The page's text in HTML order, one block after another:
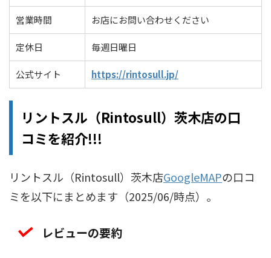
営業時間 お店にお問い合わせください
定休日 毎週日曜日
公式サイト https://rintosull.jp/
リントスル（Rintosull）茨木店の口
コミを紹介!!!
リントスル（Rintosull）茨木店GoogleMAPの口コ
ミを以下にまとめます（2025/06/時点）。
レビューの要約